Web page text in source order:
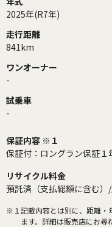
2025年(R7年)
走行距離
841km
ワンオーナー
-
試乗車
-
保証内容 ※１
保証付：ロングラン保証１
リサイクル料金
預託済（支払総額に含む
※１ 記載内容とは別に、距離・
ます。詳細は販売店にお尋